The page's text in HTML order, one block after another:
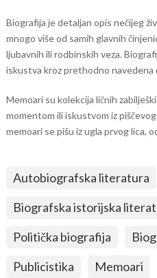
Biografija je detaljan opis nečijeg
mnogo više od samih glavnih
ljubavnih ili rodbinskih veza.
iskustva kroz prethodno navedena
Memoari su kolekcija ličnih
momentom ili iskustvom iz
memoari se pišu iz ugla prvog lica,
Autobiografska literatura
Biografska istorijska
Politička biografija
Publicistika
Memoari